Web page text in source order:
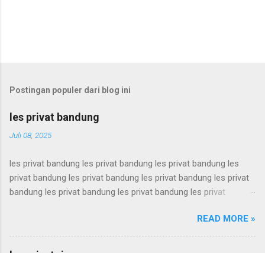
Postingan populer dari blog ini
les privat bandung
Juli 08, 2025
les privat bandung les privat bandung les privat bandung les
privat bandung les privat bandung les privat bandung les privat
bandung les privat bandung les privat bandung les privat
bandung les privat bandung les privat bandung les privat
bandung les privat bandung les privat bandung les privat
bandung les privat bandung les privat bandung les privat
READ MORE »